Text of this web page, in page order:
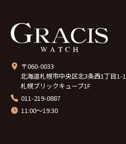
〒060-0033
北海道札幌市中央区北3条西1丁目1-1
札幌ブリックキューブ1F
011-219-0887
11:00～19:30